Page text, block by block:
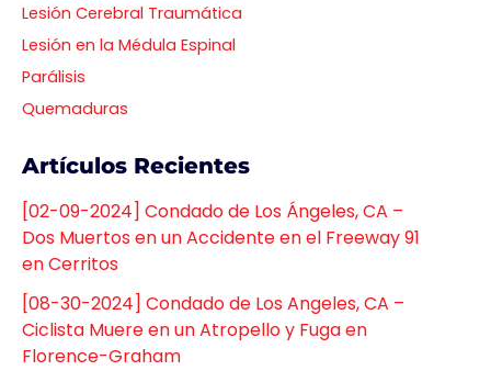
Lesión Cerebral Traumática
Lesión en la Médula Espinal
Parálisis
Quemaduras
Artículos Recientes
[02-09-2024] Condado de Los Ángeles, CA –
Dos Muertos en un Accidente en el Freeway 91
en Cerritos
[08-30-2024] Condado de Los Angeles, CA –
Ciclista Muere en un Atropello y Fuga en
Florence-Graham